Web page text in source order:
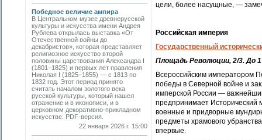
Победное величие ампира
В Центральном музее древнерусской
культуры и искусства имени Андрея
Рублева открылась выставка «От
Отечественной войны до
декабристов», которая представляет
религиозное искусство второй
половины царствования Александра I
(1801–1825) и первых лет правления
Николая I (1825–1855) — с 1813 по
1832 год. Этот период принято
считать началом золотого века
русской культуры, который нашел
отражение и в иконописи, и в
церковном декоративно-прикладном
искусстве. PDF-версия.
22 января 2026 г. 15:00
цели, более насущные, —
Российская империя
Государственный
Площадь Революции, 2/3. До
Всероссийским императором
победы в Северной войне и
имперской России —
предпринимает Исторический
военные и придворные
предметы храмового
впервые.